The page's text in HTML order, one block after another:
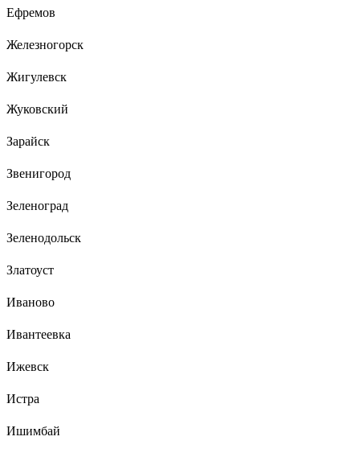
Ефремов
Железногорск
Жигулевск
Жуковский
Зарайск
Звенигород
Зеленоград
Зеленодольск
Златоуст
Иваново
Ивантеевка
Ижевск
Истра
Ишимбай